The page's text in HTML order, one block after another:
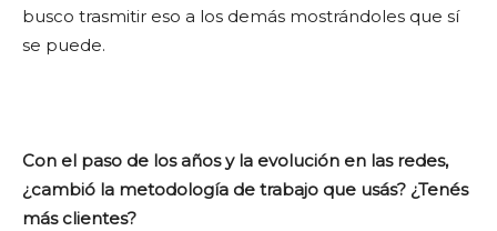
busco trasmitir eso a los demás mostrándoles que sí
se puede.
Con el paso de los años y la evolución en las redes,
¿cambió la metodología de trabajo que usás? ¿Tenés
más clientes?